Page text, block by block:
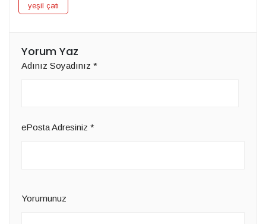
yeşil çatı
Yorum Yaz
Adınız Soyadınız *
ePosta Adresiniz *
Yorumunuz